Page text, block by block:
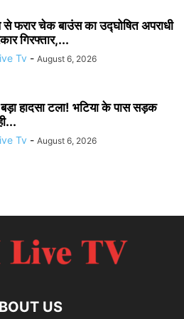
फरार चेक बाउंस का उद्घोषित अपराधी
गिरफ्तार,...
Tv - August 6, 2026
हादसा टला! भटिया के पास सड़क
Tv - August 6, 2026
US